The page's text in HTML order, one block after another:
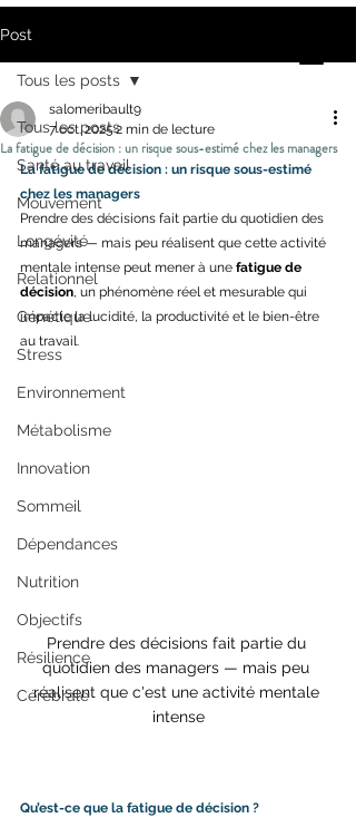
Post
Tous les posts
Santé au travail
Mouvement
Longévité
Relationnel
Génétique
Stress
Environnement
Métabolisme
Innovation
Sommeil
Dépendances
Nutrition
Objectifs
Résilience
Cérébrale
Tous les posts
La fatigue de décision : un risque sous-estimé chez les managers
salomeribault9
7 oct. 20252 min de lecture
La fatigue de décision : un risque sous-estimé
chez les managers
Prendre des décisions fait partie du quotidien des
managers — mais peu réalisent que cette activité
mentale intense peut mener à une fatigue de
décision, un phénomène réel et mesurable qui
impacte la lucidité, la productivité et le bien-être
au travail.
Prendre des décisions fait partie du
quotidien des managers — mais peu
réalisent que c'est une activité mentale
intense
Qu’est-ce que la fatigue de décision ?